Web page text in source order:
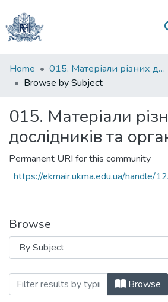
Communities
&
All of DSpace
Home
015. Матеріали різних дослідників та організацій
Browse by Subject
015. Матеріали
дослідників та
Permanent URI for this community
https://ekmair.ukma.edu.ua/handle/
Browse
Browsing 015. Browse